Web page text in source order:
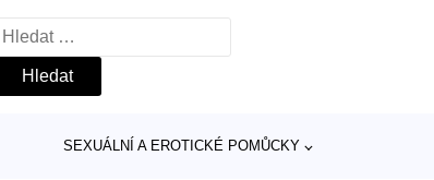
Vyhledávání
SEXUÁLNÍ A EROTICKÉ POMŮCKY